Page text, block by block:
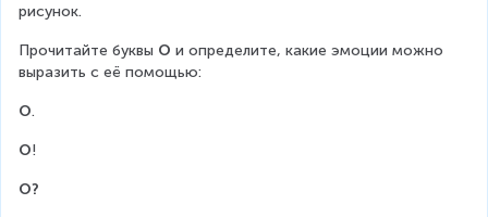
рисунок.
Прочитайте буквы О и определите, какие эмоции можно
выразить с её помощью:
О.
О!
О?